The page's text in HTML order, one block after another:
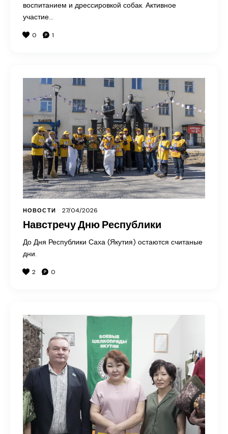
воспитанием и дрессировкой собак. Активное
участие…
0 1
НОВОСТИ 27/04/2026
Навстречу Дню Республики
До Дня Республики Саха (Якутия) остаются считаные
дни.
2 0